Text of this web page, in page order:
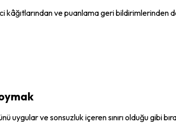
ve puanlama geri bildirimlerinden
ve sonsuzluk içeren sınırı olduğu gibi